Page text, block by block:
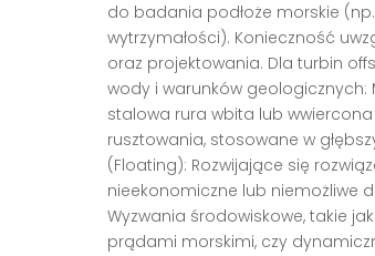
do badania podłoże morskie
wytrzymałości). Konieczność
oraz projektowania. Dla turbin
wody i warunków geologicznych:
stalowa rura wbita lub
rusztowania, stosowane w
(Floating): Rozwijające się
nieekonomiczne lub niemożliwe
Wyzwania środowiskowe, takie
prądami morskimi, czy